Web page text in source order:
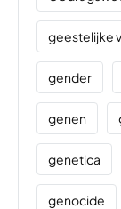
geestelijke
gender
genen
genetica
genocide